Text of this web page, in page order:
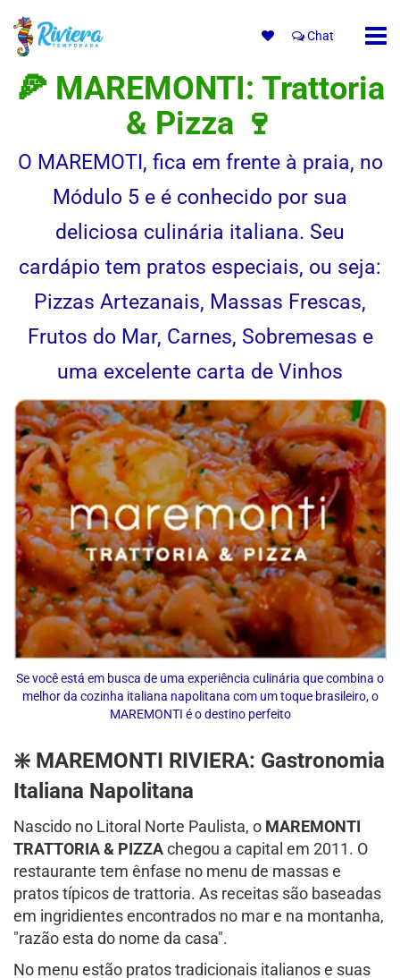
Chat
🍕 MAREMONTI: Trattoria
& Pizza 🍷
O MAREMOTI, fica em frente à praia, no
Módulo 5 e é conhecido por sua
deliciosa culinária italiana. Seu
cardápio tem pratos especiais, ou seja:
Pizzas Artezanais, Massas Frescas,
Frutos do Mar, Carnes, Sobremesas e
uma excelente carta de Vinhos
Se você está em busca de uma experiência culinária que combina o
melhor da cozinha italiana napolitana com um toque brasileiro, o
MAREMONTI é o destino perfeito
❇️ MAREMONTI RIVIERA: Gastronomia
Italiana Napolitana
Nascido no Litoral Norte Paulista, o MAREMONTI
TRATTORIA & PIZZAchegou a capital em 2011. O
restaurante tem ênfase no menu de massas e
pratos típicos de trattoria. As receitas são baseadas
em ingridientes encontrados no mar e na montanha,
"razão esta do nome da casa".
No menu estão pratos tradicionais italianos e suas